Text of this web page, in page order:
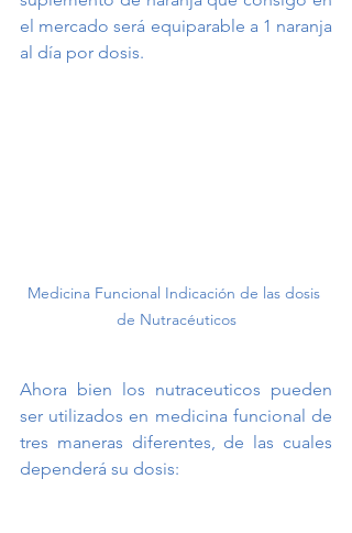
el mercado será equiparable a 1 naranja
al día por dosis.
Medicina Funcional Indicación de las dosis
de Nutracéuticos
Ahora bien los nutraceuticos pueden
ser utilizados en medicina funcional de
tres maneras diferentes, de las cuales
dependerá su dosis: